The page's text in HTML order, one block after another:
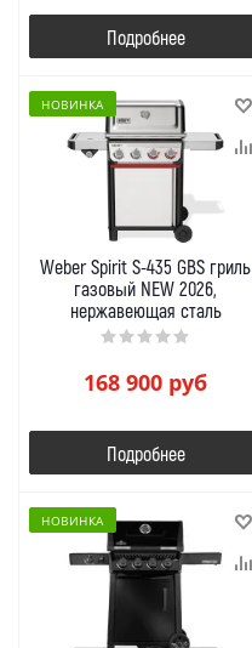
Подробнее
НОВИНКА
Weber Spirit S-435 GBS гриль
газовый NEW 2026,
нержавеющая сталь
168 900 руб
Подробнее
НОВИНКА